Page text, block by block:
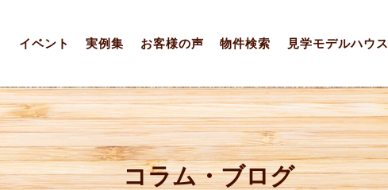
イベント 実例集 お客様の声 物件検索 見学モデルハウス
コラム・ブログ